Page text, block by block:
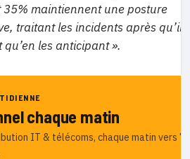
maintiennent une posture
traitant les incidents après qu’ils
les anticipant ».
chaque matin
IT & télécoms, chaque matin vers 7h